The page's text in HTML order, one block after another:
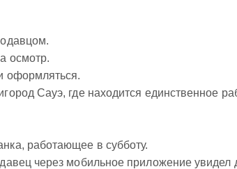
осмотр.
оформляться.
Сауэ, где находится единственное
работающее в субботу.
через мобильное приложение увидел